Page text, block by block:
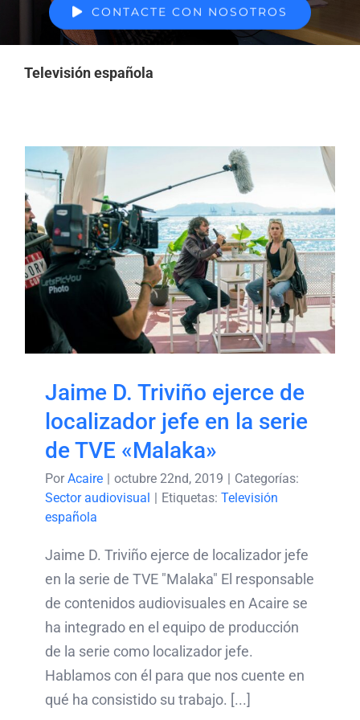
CONTACTE CON NOSOTROS
Televisión española
Jaime D. Triviño ejerce de
localizador jefe en la serie
de TVE «Malaka»
Jaime D. Triviño ejerce de
localizador jefe en la serie
de TVE «Malaka»
PorAcaire | octubre 22nd, 2019 | Categorías:
Sector audiovisual | Etiquetas: Televisión
española
Jaime D. Triviño ejerce de localizador jefe
en la serie de TVE "Malaka" El responsable
de contenidos audiovisuales en Acaire se
ha integrado en el equipo de producción
de la serie como localizador jefe.
Hablamos con él para que nos cuente en
qué ha consistido su trabajo. [...]